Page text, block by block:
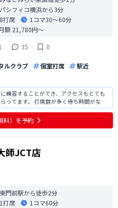
パシフィコ横浜から3分
8打席
1コマ30〜60分
額 21,780円〜
35 0
ルクラブ 個室打席
駅近
練習することができ、アクセスもとても
ってます。 打席数が多く待ち時間がなく
ても良いです！
料）を予約
師JCT店
東門前駅から徒歩2分
1打席
1コマ60分